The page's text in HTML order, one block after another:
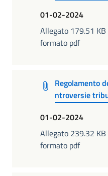
01-02-2024
Allegato 179.51 KB
formato pdf
Regolamento
ntroversie
01-02-2024
Allegato 239.32 KB
formato pdf